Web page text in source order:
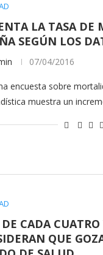
LA TASA DE
SEGÚN LOS
07/04/2016
encuesta sobre
muestra un
DE CADA
QUE